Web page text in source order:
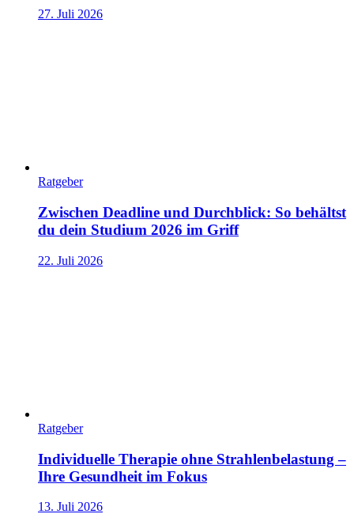
27. Juli 2026
Ratgeber
Zwischen Deadline und Durchblick: So behältst
du dein Studium 2026 im Griff
22. Juli 2026
Ratgeber
Individuelle Therapie ohne Strahlenbelastung –
Ihre Gesundheit im Fokus
13. Juli 2026